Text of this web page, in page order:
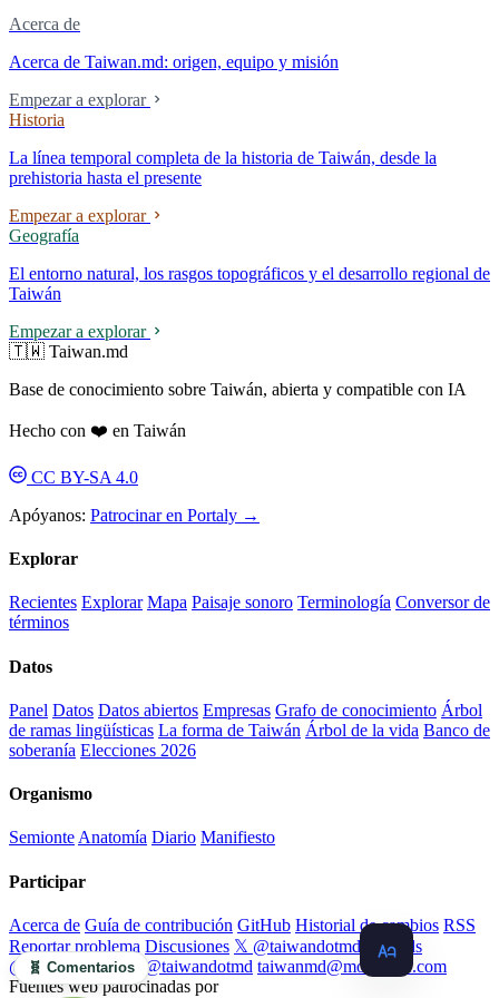
Acerca de
Acerca de Taiwan.md: origen, equipo y misión
Empezar a explorar
Historia
La línea temporal completa de la historia de Taiwán, desde la
prehistoria hasta el presente
Empezar a explorar
Geografía
El entorno natural, los rasgos topográficos y el desarrollo regional de
Taiwán
Empezar a explorar
🇹🇼 Taiwan.md
Base de conocimiento sobre Taiwán, abierta y compatible con IA
Hecho con ❤️ en Taiwán
CC BY-SA 4.0
Apóyanos: Patrocinar en Portaly →
Explorar
Recientes Explorar Mapa Paisaje sonoro Terminología Conversor de
términos
Datos
Panel Datos Datos abiertos Empresas Grafo de conocimiento Árbol
de ramas lingüísticas La forma de Taiwán Árbol de la vida Banco de
soberanía Elecciones 2026
Organismo
Semionte Anatomía Diario Manifiesto
Participar
Acerca de Guía de contribución GitHub Historial de cambios RSS
Reportar problema Discusiones 𝕏 @taiwandotmd
Threads
@taiwandotmd IG @taiwandotmd taiwanmd@monoame.com
Fuentes web patrocinadas por
🧬 Comentarios